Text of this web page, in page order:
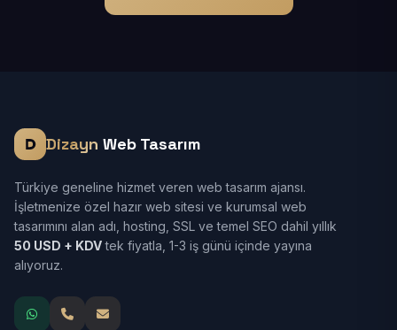
Dizayn Web Tasarım
Türkiye geneline hizmet veren web tasarım ajansı.
İşletmenize özel hazır web sitesi ve kurumsal web
tasarımını alan adı, hosting, SSL ve temel SEO dahil yıllık
50 USD + KDVtek fiyatla, 1-3 iş günü içinde yayına
alıyoruz.